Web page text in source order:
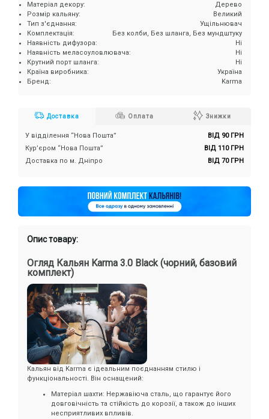
Матеріал декору:
Дерево
Розмір кальяну:
Великий
Тип з'єднання:
Ущільнювач
Комплектація:
Без колби, Без шланга, Без мундштуку
Наявність дифузора:
Ні
Наявність меласоуловлювача:
Ні
Крутний порт шланга:
Ні
Країна виробника:
Україна
Бренд:
Karma
Доставка Оплата Знижки
У відділення “Нова Пошта”
ВІД 90 ГРН
Кур’єром “Нова Пошта”
ВІД 110 ГРН
Доставка по м. Дніпро
ВІД 70 ГРН
Опис товару:
Огляд Кальян Karma 3.0 Black (чорний, базовий
комплект)
Кальян від Karma є ідеальним поєднанням стилю і
функціональності. Він оснащений:
Матеріал шахти: Нержавіюча сталь, що гарантує його
довговічність та стійкість до корозії, а також до інших
несприятливих впливів.